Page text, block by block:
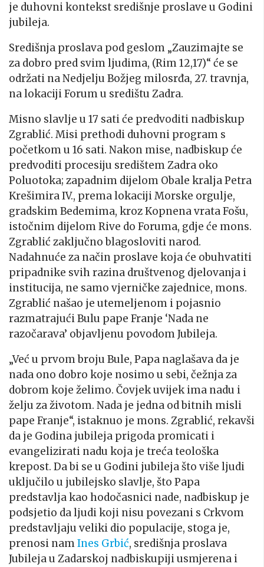
je duhovni kontekst središnje proslave u Godini
jubileja.
Središnja proslava pod geslom „Zauzimajte se
za dobro pred svim ljudima, (Rim 12,17)“ će se
održati na Nedjelju Božjeg milosrđa, 27. travnja,
na lokaciji Forum u središtu Zadra.
Misno slavlje u 17 sati će predvoditi nadbiskup
Zgrablić. Misi prethodi duhovni program s
početkom u 16 sati. Nakon mise, nadbiskup će
predvoditi procesiju središtem Zadra oko
Poluotoka; zapadnim dijelom Obale kralja Petra
Krešimira IV., prema lokaciji Morske orgulje,
gradskim Bedemima, kroz Kopnena vrata Fošu,
istočnim dijelom Rive do Foruma, gdje će mons.
Zgrablić zaključno blagosloviti narod.
Nadahnuće za način proslave koja će obuhvatiti
pripadnike svih razina društvenog djelovanja i
institucija, ne samo vjerničke zajednice, mons.
Zgrablić našao je utemeljenom i pojasnio
razmatrajući Bulu pape Franje ‘Nada ne
razočarava’ objavljenu povodom Jubileja.
„Već u prvom broju Bule, Papa naglašava da je
nada ono dobro koje nosimo u sebi, čežnja za
dobrom koje želimo. Čovjek uvijek ima nadu i
želju za životom. Nada je jedna od bitnih misli
pape Franje“, istaknuo je mons. Zgrablić, rekavši
da je Godina jubileja prigoda promicati i
evangelizirati nadu koja je treća teološka
krepost. Da bi se u Godini jubileja što više ljudi
uključilo u jubilejsko slavlje, što Papa
predstavlja kao hodočasnici nade, nadbiskup je
podsjetio da ljudi koji nisu povezani s Crkvom
predstavljaju veliki dio populacije, stoga je,
prenosi namInes Grbić, središnja proslava
Jubileja u Zadarskoj nadbiskupiji usmjerena i